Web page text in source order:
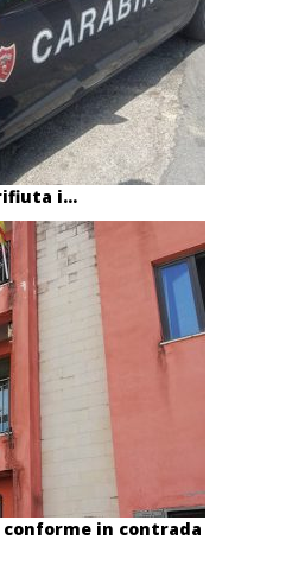
i...
in contrada